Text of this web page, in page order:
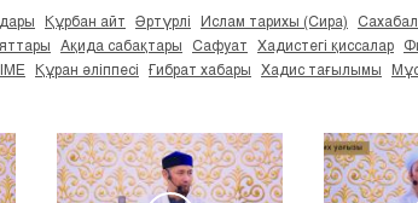
Костанай
Кызылорда
Павлодар
Семей
Талдыкорган
Тараз
Құрбан айт Әртүрлі Ислам тарихы (Сира)
Ақида сабақтары Сафуат Хадистегі қиссалар
Құран әліппесі Ғибрат хабары Хадис тағылымы